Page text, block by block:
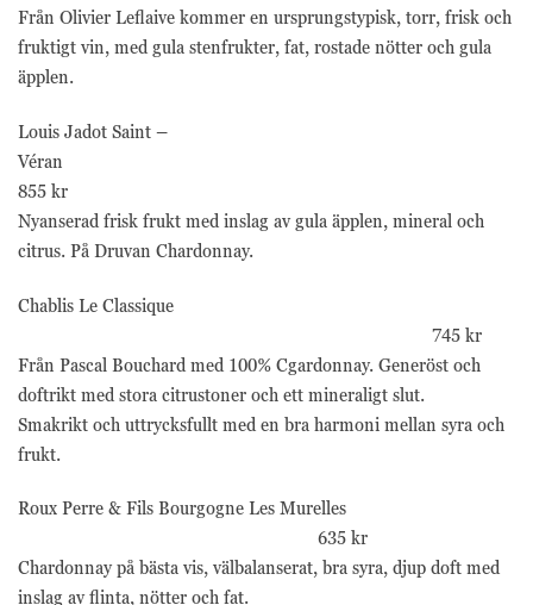
Från Olivier Leflaive kommer en ursprungstypisk, torr, frisk och
fruktigt vin, med gula stenfrukter, fat, rostade nötter och gula
äpplen.
Louis Jadot Saint –
Véran
855 kr
Nyanserad frisk frukt med inslag av gula äpplen, mineral och
citrus. På Druvan Chardonnay.
Chablis Le Classique
745 kr
Från Pascal Bouchard med 100% Cgardonnay. Generöst och
doftrikt med stora citrustoner och ett mineraligt slut.
Smakrikt och uttrycksfullt med en bra harmoni mellan syra och
frukt.
Roux Perre & Fils Bourgogne Les Murelles
635 kr
Chardonnay på bästa vis, välbalanserat, bra syra, djup doft med
inslag av flinta, nötter och fat.